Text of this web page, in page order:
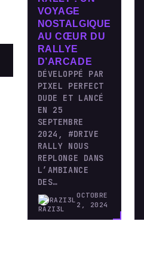
VOYAGE
NOSTALGIQUE
AU CŒUR DU
RALLYE
D’ARCADE
DÉVELOPPÉ PAR
PIXEL PERFECT
DUDE ET LANCÉ
EN 25
SEPTEMBRE
2024, #DRIVE
RALLY NOUS
REPLONGE DANS
L’AMBIANCE
DES…
RAZI3L
OCTOBRE
2, 2024